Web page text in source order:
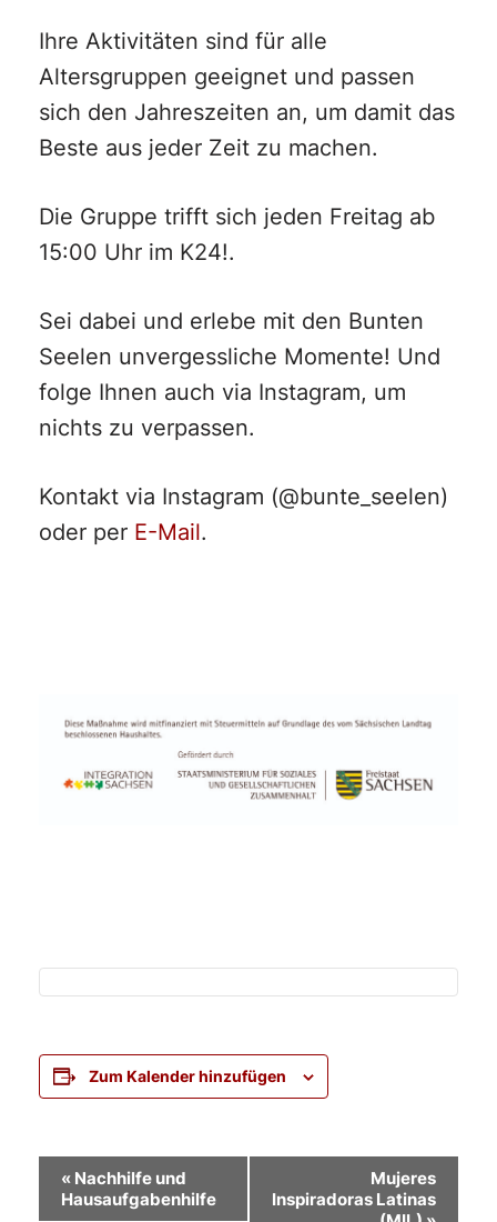
Ihre Aktivitäten sind für alle
Altersgruppen geeignet und passen
sich den Jahreszeiten an, um damit das
Beste aus jeder Zeit zu machen.
Die Gruppe trifft sich jeden Freitag ab
15:00 Uhr im K24!.
Sei dabei und erlebe mit den Bunten
Seelen unvergessliche Momente! Und
folge Ihnen auch via Instagram, um
nichts zu verpassen.
Kontakt via Instagram (@bunte_seelen)
oder per E-Mail.
Zum Kalender hinzufügen
Veranstaltung-
Navigation
« Nachhilfe und
Hausaufgabenhilfe
Mujeres
Inspiradoras Latinas